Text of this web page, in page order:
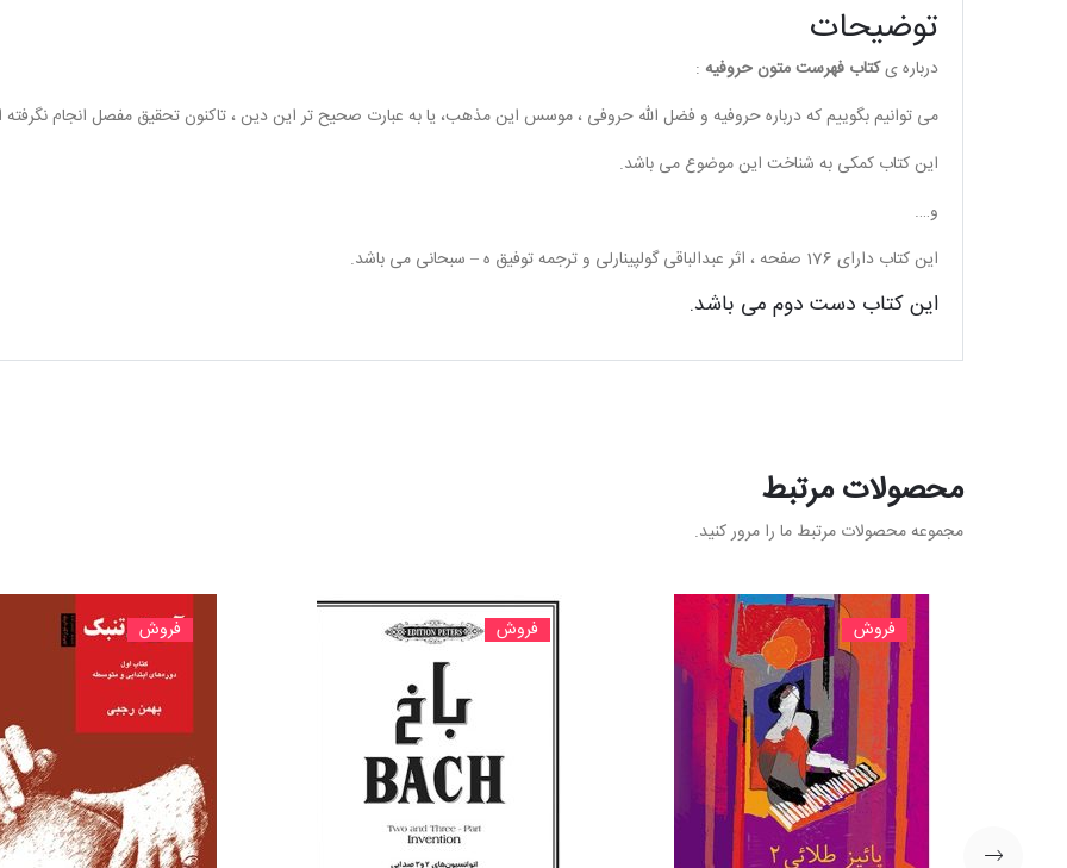
توضیحات
درباره یکتاب فهرست متون حروفیه :
می توانیم بگوییم که درباره حروفیه و فضل الله حروفی ، موسس این مذهب، یا به عبارت صحیح تر این دین ، تاکنون تحقیق مفصل انجام
این کتاب کمکی به شناخت این موضوع می باشد.
و….
این کتاب دارای 176 صفحه ، اثر عبدالباقی گولپینارلی و ترجمه توفیق ه – سبحانی می باشد.
این کتاب دست دوم می باشد.
محصولات مرتبط
مجموعه محصولات مرتبط ما را مرور کنید.
فروش فروش فروش